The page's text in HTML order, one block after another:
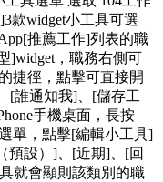
款widget小工具可選
推薦工作]列表的職
]widget，職務右側可
捷徑，點擊可直接開
[誰通知我]、[儲存工
手機桌面，長按
單，點擊[編輯小工具]
預設）]、[近期]、[回
就會顯則該類別的職